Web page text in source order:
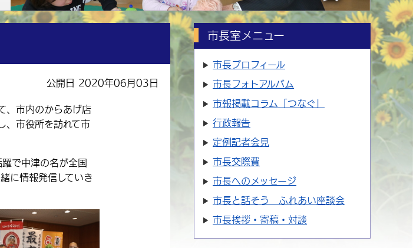
公開日 2020年06月03日
、市内のからあげ店
、市役所を訪れて市
で中津の名が全国
に情報発信していき
市長室メニュー
市長プロフィール
市長フォトアルバム
市報掲載コラム「つなぐ」
行政報告
定例記者会見
市長交際費
市長へのメッセージ
市長と話そう ふれあい座談会
市長挨拶・寄稿・対談